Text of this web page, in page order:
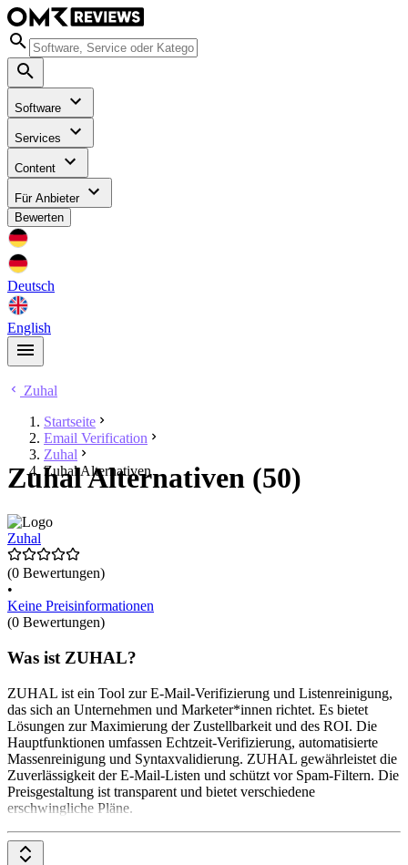
Software
Services
Content
Für Anbieter
Bewerten
Deutsch
English
Zuhal
Startseite
Email Verification
Zuhal
Zuhal Alternativen
Zuhal Alternativen (50)
Zuhal
(0 Bewertungen)
•
Keine Preisinformationen
(0 Bewertungen)
Was ist ZUHAL?
ZUHAL ist ein Tool zur E-Mail-Verifizierung und Listenreinigung,
das sich an Unternehmen und Marketer*innen richtet. Es bietet
Lösungen zur Maximierung der Zustellbarkeit und des ROI. Die
Hauptfunktionen umfassen Echtzeit-Verifizierung, automatisierte
Massenreinigung und Syntaxvalidierung. ZUHAL gewährleistet die
Zuverlässigkeit der E-Mail-Listen und schützt vor Spam-Filtern. Die
Preisgestaltung ist transparent und bietet verschiedene
erschwingliche Pläne.